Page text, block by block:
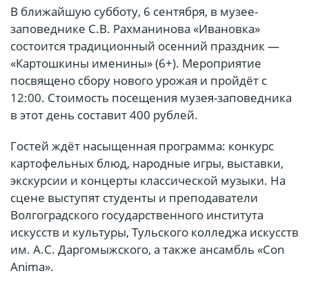
В ближайшую субботу, 6 сентября, в музее-
заповеднике С.В. Рахманинова «Ивановка»
состоится традиционный осенний праздник —
«Картошкины именины» (6+). Мероприятие
посвящено сбору нового урожая и пройдёт с
12:00. Стоимость посещения музея-заповедника
в этот день составит 400 рублей.
Гостей ждёт насыщенная программа: конкурс
картофельных блюд, народные игры, выставки,
экскурсии и концерты классической музыки. На
сцене выступят студенты и преподаватели
Волгоградского государственного института
искусств и культуры, Тульского колледжа искусств
им. А.С. Даргомыжского, а также ансамбль «Con
Anima».